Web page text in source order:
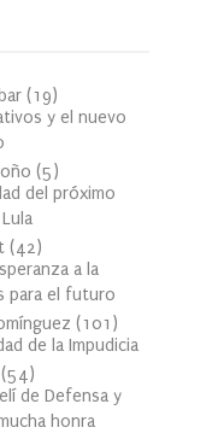
(19)
y el nuevo
(5)
del próximo
(42)
a la
para el futuro
(101 )
de la Impudicia
(54)
de Defensa y
honra